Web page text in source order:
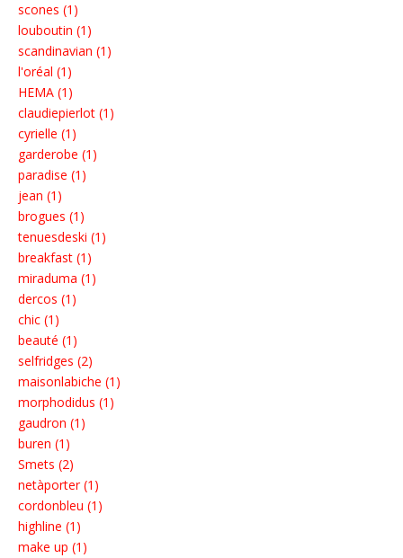
scones (1)
louboutin (1)
scandinavian (1)
l'oréal (1)
HEMA (1)
claudiepierlot (1)
cyrielle (1)
garderobe (1)
paradise (1)
jean (1)
brogues (1)
tenuesdeski (1)
breakfast (1)
miraduma (1)
dercos (1)
chic (1)
beauté (1)
selfridges (2)
maisonlabiche (1)
morphodidus (1)
gaudron (1)
buren (1)
Smets (2)
netàporter (1)
cordonbleu (1)
highline (1)
make up (1)